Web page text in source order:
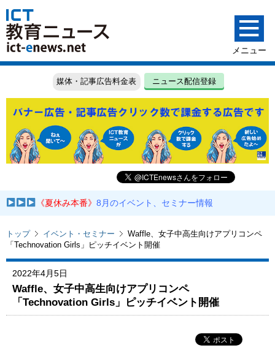
媒体・記事広告料金表 ニュース配信登録
《夏休み本番》8月のイベント、セミナー情報
トップ イベント・セミナー
Waffle、女子中高生向けアプリコンペ
「Technovation Girls」ピッチイベント開催
2022年4月5日
Waffle、女子中高生向けアプリコンペ
「Technovation Girls」ピッチイベント開催